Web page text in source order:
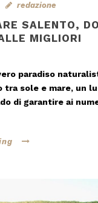
redazione
SALENTO,
MIGLIORI
paradiso
tra sole e mare, un
di garantire ai